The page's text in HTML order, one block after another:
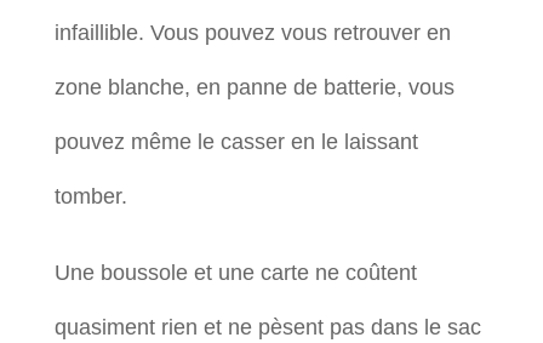
infaillible. Vous pouvez vous retrouver en
zone blanche, en panne de batterie, vous
pouvez même le casser en le laissant
tomber.
Une boussole et une carte ne coûtent
quasiment rien et ne pèsent pas dans le sac